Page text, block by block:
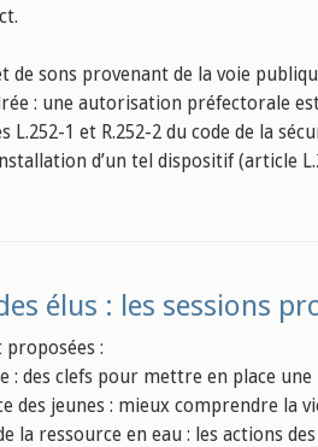
de sons provenant de la voie
: une autorisation préfectorale
1 et R.252-2 du code de la
d’un tel dispositif (article
élus : les sessions
proposées :
: des clefs pour mettre en place
des jeunes : mieux comprendre la
la ressource en eau : les actions